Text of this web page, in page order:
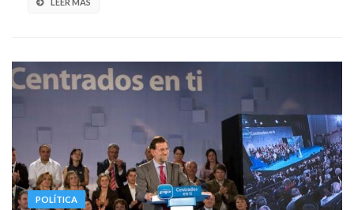
POLÍTICA